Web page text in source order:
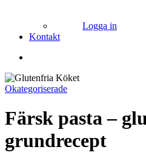
Logga in
Kontakt
Okategoriserade
Färsk pasta –
grundrecept